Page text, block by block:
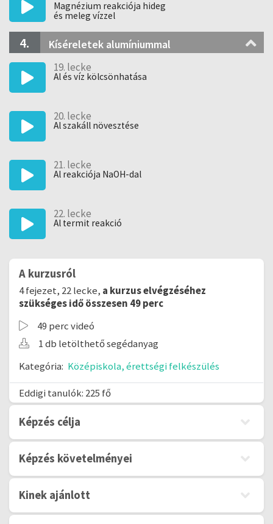
Magnézium reakciója hideg
és meleg vízzel
4. Kíséreletek alumíniummal
19. lecke
Al és víz kölcsönhatása
20. lecke
Al szakáll növesztése
21. lecke
Al reakciója NaOH-dal
22. lecke
Al termit reakció
A kurzusról
4 fejezet, 22 lecke, a kurzus elvégzéséhez
szükséges idő összesen 49 perc
49 perc videó
1 db letölthető segédanyag
Kategória: Középiskola, érettségi felkészülés
Eddigi tanulók: 225 fő
Képzés célja
Képzés követelményei
Kinek ajánlott